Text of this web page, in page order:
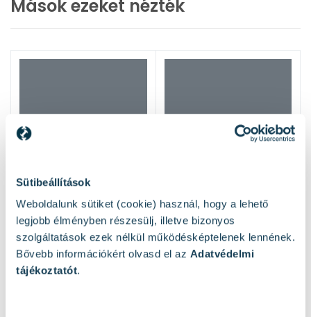
Sütibeállítások
Weboldalunk sütiket (cookie) használ, hogy a lehető
legjobb élményben részesülj, illetve bizonyos
szolgáltatások ezek nélkül működésképtelenek lennének.
Bővebb információkért olvasd el az Adatvédelmi
tájékoztatót.
tisztaság garantált!
háztartásban megtalálhatók, és kiválóan
használhatóak különböző felületek gyors tisztítá...
Mások ezeket nézték